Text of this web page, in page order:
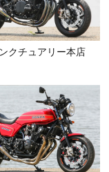
クチュアリー本店